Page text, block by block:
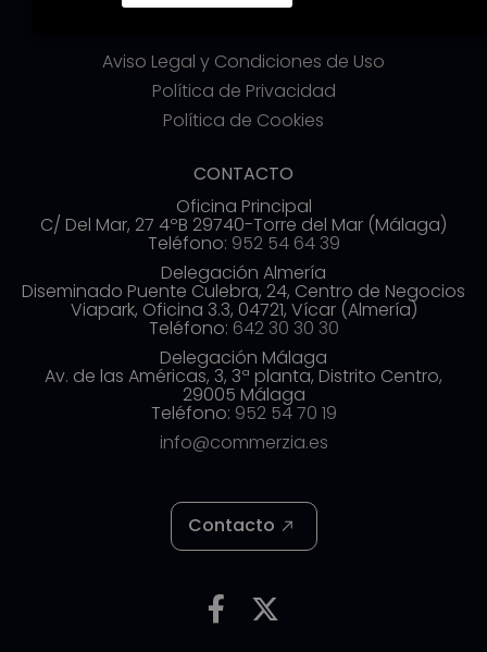
Aviso Legal y Condiciones de Uso
Política de Privacidad
Política de Cookies
CONTACTO
Oficina Principal
C/ Del Mar, 27 4ºB 29740-Torre del Mar (Málaga)
Teléfono: 952 54 64 39
Delegación Almería
Diseminado Puente Culebra, 24, Centro de Negocios
Viapark, Oficina 3.3, 04721, Vícar (Almería)
Teléfono: 642 30 30 30
Delegación Málaga
Av. de las Américas, 3, 3ª planta, Distrito Centro,
29005 Málaga
Teléfono: 952 54 70 19
info@commerzia.es
Contacto